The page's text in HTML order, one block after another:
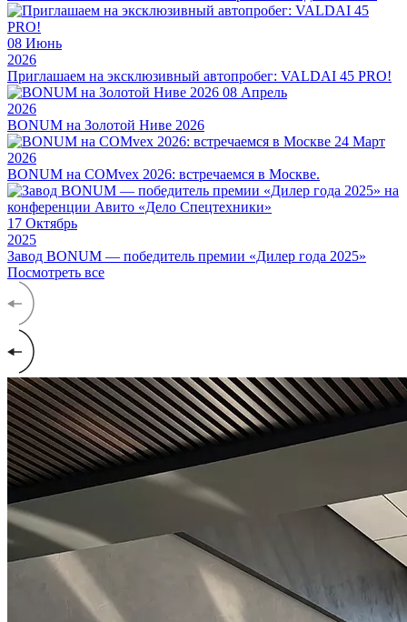
08 Июнь
2026
Приглашаем на эксклюзивный автопробег: VALDAI 45 PRO!
08 Апрель
2026
BONUM на Золотой Ниве 2026
24 Март
2026
BONUM на COMvex 2026: встречаемся в Москве.
17 Октябрь
2025
Завод BONUM — победитель премии «Дилер года 2025»
Посмотреть все